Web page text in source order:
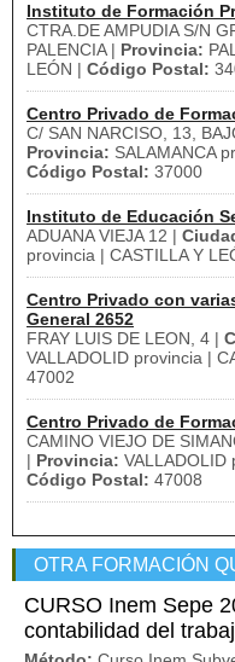
Instituto de Formación
CTRA.DE AMPUDIA S/N
PALENCIA | Provincia:
LEÓN | Código Postal:
Centro Privado de
C/ SAN NARCISO, 13,
Provincia: SALAMANCA
Código Postal: 37000
Instituto de Educación
ADUANA VIEJA 12 |
provincia | CASTILLA Y
Centro Privado con
General 2652
FRAY LUIS DE LEON, 4 |
VALLADOLID provincia |
47002
Centro Privado de
CAMINO VIEJO DE
| Provincia: VALLADOLID
Código Postal: 47008
OTRA FORMACIÓN
CURSO Inem Sepe
contabilidad del